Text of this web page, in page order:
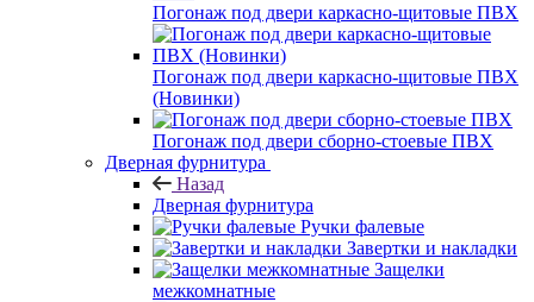
Погонаж под двери каркасно-щитовые ПВХ
Погонаж под двери каркасно-щитовые ПВХ
(Новинки)
Погонаж под двери сборно-стоевые ПВХ
Дверная фурнитура
Назад
Дверная фурнитура
Ручки фалевые
Завертки и накладки
Защелки
межкомнатные